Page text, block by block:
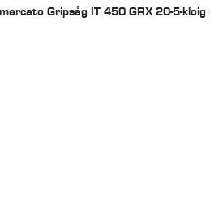
Gripsåg IT 450 GRX 20-5-